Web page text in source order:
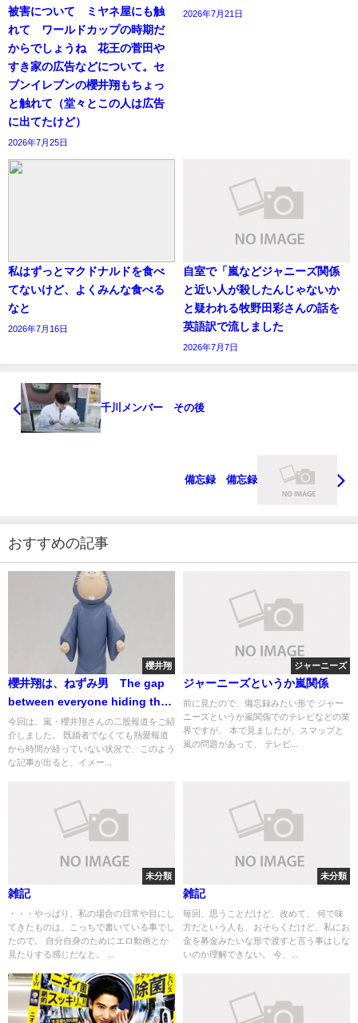
被害について ミヤネ屋にも触
れて ワールドカップの時期だ
からでしょうね 花王の菅田や
すき家の広告などについて。セ
ブンイレブンの櫻井翔もちょっ
と触れて（堂々とこの人は広告
に出てたけど）
2026年7月25日
2026年7月21日
私はずっとマクドナルドを食べ
てないけど、よくみんな食べる
なと
2026年7月16日
自室で「嵐などジャニーズ関係
と近い人が殺したんじゃないか
と疑われる牧野田彩さんの話を
英語訳で流しました
2026年7月7日
千川メンバー その後
備忘録 備忘録
おすすめの記事
櫻井翔
櫻井翔は、ねずみ男 The gap
between everyone hiding the
affair and the citizens who are
unaware of it.
今回は、嵐・櫻井翔さんの二股報道をご紹
介しました。 既婚者でなくても熱愛報道
から時間が経っていない状況で、このよう
な記事が出ると、イメー...
ジャーニーズ
ジャーニーズというか嵐関係
前に見たので、備忘録みたい形で ジャー
ニーズというか嵐関係でのテレビなどの業
界ですが、 本で見ましたが、スマップと
嵐の問題があって、 テレビ...
未分類
雑記
・・・やっぱり、私の場合の日常や目にし
てきたものは、こっちで書いている事でし
たので。 自分自身のためにエロ動画とか
見たりする感じだなと。 ...
未分類
雑記
毎回、思うことだけど、改めて、 何で味
方だという人も、おそらくだけど、私にお
金を募金みたいな形で渡すと言う事はしな
いのか理解できない。 今、...